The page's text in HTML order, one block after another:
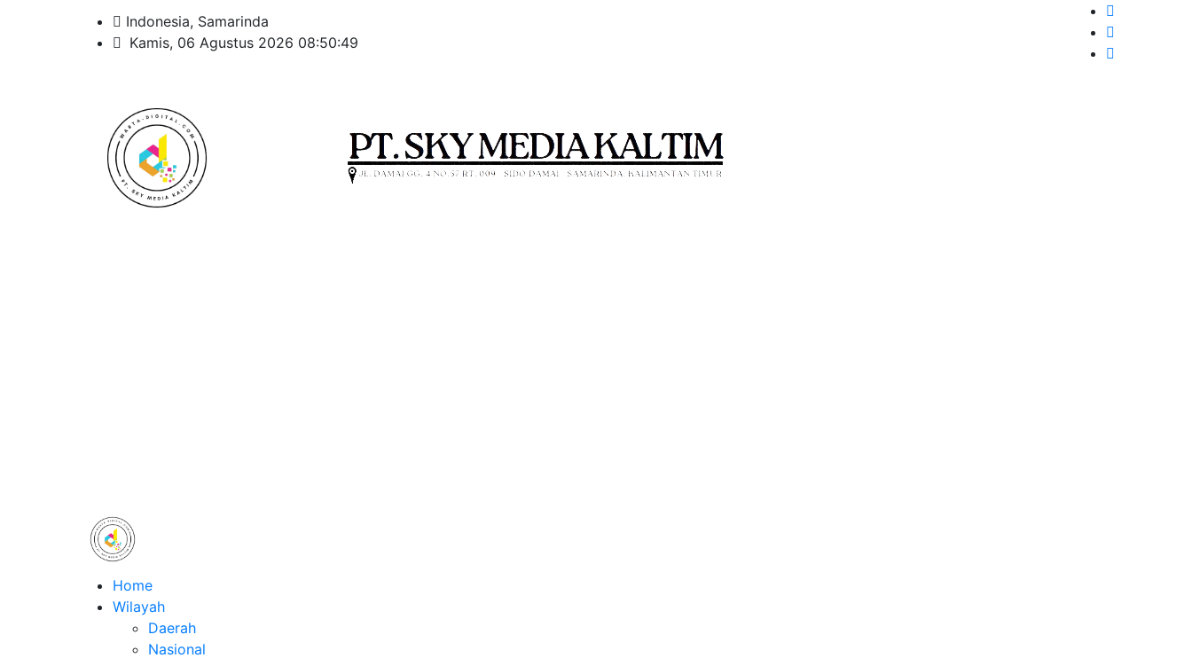
Indonesia, Samarinda
Kamis, 06 Agustus 2026 08:50:51
Home
Wilayah
Daerah
Nasional